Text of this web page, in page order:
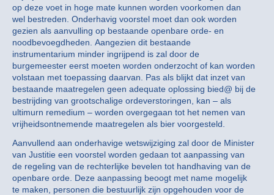
op deze voet in hoge mate kunnen worden voorkomen dan
wel bestreden. Onderhavig voorstel moet dan ook worden
gezien als aanvulling op bestaande openbare orde- en
noodbevoegdheden. Aangezien dit bestaande
instrumentarium minder ingrijpend is zal door de
burgemeester eerst moeten worden onderzocht of kan worden
volstaan met toepassing daarvan. Pas als blijkt dat inzet van
bestaande maatregelen geen adequate oplossing bied@ bij de
bestrijding van grootschalige ordeverstoringen, kan – als
ultimurn remedium – worden overgegaan tot het nemen van
vrijheidsontnemende maatregelen als bier voorgesteld.
Aanvullend aan onderhavige wetswijziging zal door de Minister
van Justitie een voorstel worden gedaan tot aanpassing van
de regeling van de rechterlijke bevelen tot handhaving van de
openbare orde. Deze aanpassing beoogt met name mogelijk
te maken, personen die bestuurlijk zijn opgehouden voor de